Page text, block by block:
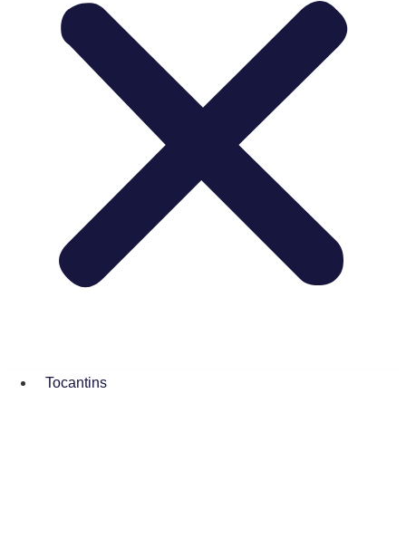
Tocantins